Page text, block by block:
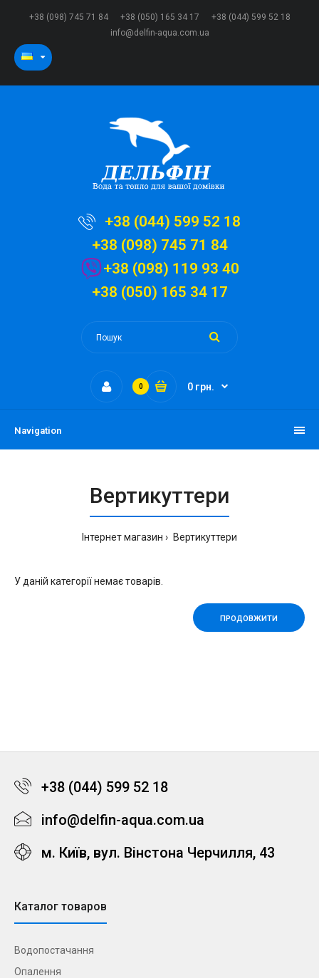
+38 (098) 745 71 84 +38 (050) 165 34 17
+38 (044) 599 52 18
info@delfin-aqua.com.ua
+38 (044) 599 52 18
+38 (098) 745 71 84
+38 (098) 119 93 40
+38 (050) 165 34 17
0 0 грн.
Navigation
Вертикуттери
Інтернет магазин Вертикуттери
У даній категорії немає товарів.
ПРОДОВЖИТИ
+38 (044) 599 52 18
info@delfin-aqua.com.ua
м. Київ, вул. Вінстона Черчилля, 43
Каталог товаров
Водопостачання
Опалення